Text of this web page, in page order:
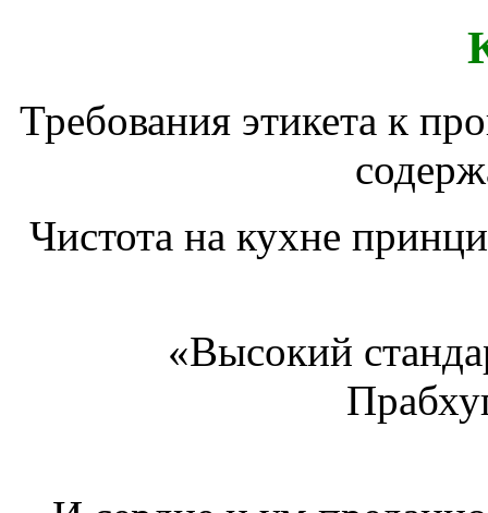
Требования этикета к
Чистота на кухне
«Высокий